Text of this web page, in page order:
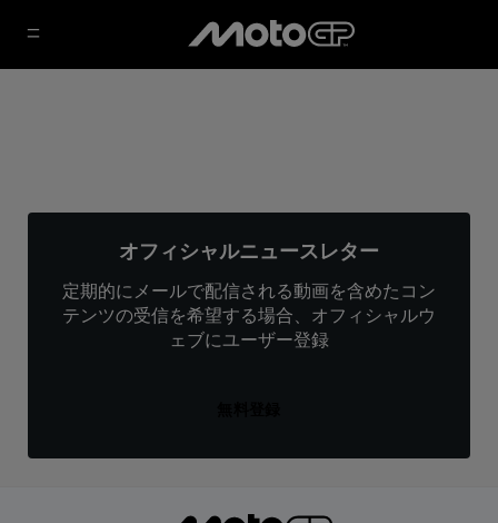
オフィシャルニュースレター
定期的にメールで配信される動画を含めたコン
テンツの受信を希望する場合、オフィシャルウ
ェブにユーザー登録